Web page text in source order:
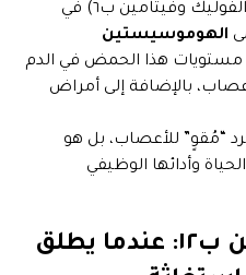
ب١٢ (بالتعاون مع حمض الفوليك وفيتامين ب٦) في
الهوموسيستين
مستويات هذا الحمض في الدم
بالإضافة إلى أمراض
ب١٢ ليس مجرد “مُقوٍ” للأعصاب، بل هو
وأدائها الوظيفي
أعراض نقص فيتامين ب١٢: عندما يطلق